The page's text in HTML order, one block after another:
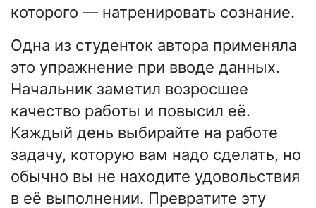
которого — натренировать сознание.
Одна из студенток автора применяла
это упражнение при вводе данных.
Начальник заметил возросшее
качество работы и повысил её.
Каждый день выбирайте на работе
задачу, которую вам надо сделать, но
обычно вы не находите удовольствия
в её выполнении. Превратите эту